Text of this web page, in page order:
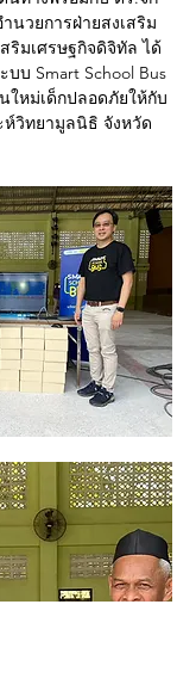
วยการฝ่ายสงเสริม
ริมเศรษฐกิจดิจิทัล ได้
บ Smart School Bus
ใหม่เด็กปลอดภัยให้กับ
ห์วิทยามูลนิธิ จังหวัด